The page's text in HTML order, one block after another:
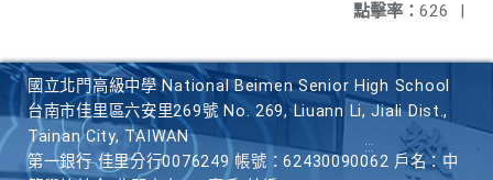
點擊率： 626 |
國立北門高級中學 National Beimen Senior High School
台南市佳里區六安里269號 No. 269, Liuann Li, Jiali Dist.,
Tainan City, TAIWAN
第一銀行 佳里分行0076249 帳號：62430090062 戶名：中